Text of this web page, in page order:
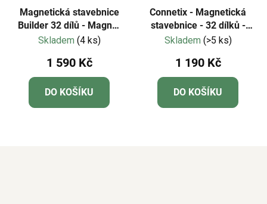
Magnetická stavebnice
Builder 32 dílů - Magna-
Tiles
Skladem (4 ks)
1 590 Kč
DO KOŠÍKU
Connetix - Magnetická
stavebnice - 32 dílků -
pastelové
Skladem (>5 ks)
1 190 Kč
DO KOŠÍKU